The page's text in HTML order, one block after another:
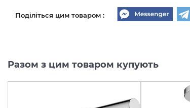
Поділіться цим товаром :
Разом з цим товаром купують